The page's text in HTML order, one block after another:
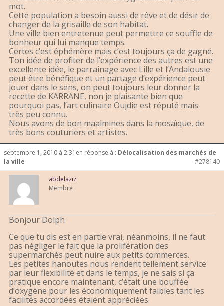
mot.
Cette population a besoin aussi de rêve et de désir de
changer de la grisaille de son habitat.
Une ville bien entretenue peut permettre ce souffle de
bonheur qui lui manque temps.
Certes c’est éphémère mais c’est toujours ça de gagné.
Ton idée de profiter de l’expérience des autres est une
excellente idée, le parrainage avec Lille et l’Andalousie
peut être bénéfique et un partage d’expérience peut
jouer dans le sens, on peut toujours leur donner la
recette de KARRANE, non je plaisante bien que
pourquoi pas, l’art culinaire Oujdie est réputé mais
très peu connu.
Nous avons de bon maalmines dans la mosaïque, de
très bons couturiers et artistes.
septembre 1, 2010 à 2:31 en réponse à : Délocalisation des marchés de
la ville
#278140
abdelaziz
Membre
Bonjour Dolph
Ce que tu dis est en partie vrai, néanmoins, il ne faut
pas négliger le fait que la prolifération des
supermarchés peut nuire aux petits commerces.
Les petites hanoutes nous rendent tellement service
par leur flexibilité et dans le temps, je ne sais si ça
pratique encore maintenant, c’était une bouffée
d’oxygène pour les économiquement faibles tant les
facilités accordées étaient appréciées.